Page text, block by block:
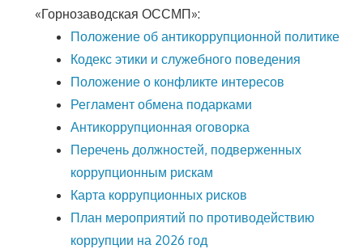
«Горнозаводская ОССМП»:
Положение об антикоррупционной политике
Кодекс этики и служебного поведения
Положение о конфликте интересов
Регламент обмена подарками
Антикоррупционная оговорка
Перечень должностей, подверженных
коррупционным рискам
Карта коррупционных рисков
План мероприятий по противодействию
коррупции на 2026 год